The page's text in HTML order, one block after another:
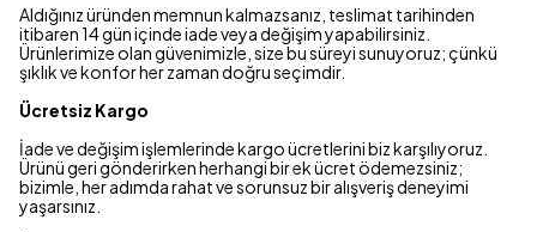
Aldığınız üründen memnun kalmazsanız, teslimat tarihinden
itibaren 14 gün içinde iade veya değişim yapabilirsiniz.
Ürünlerimize olan güvenimizle, size bu süreyi sunuyoruz; çünkü
şıklık ve konfor her zaman doğru seçimdir.
Ücretsiz Kargo
İade ve değişim işlemlerinde kargo ücretlerini biz karşılıyoruz.
Ürünü geri gönderirken herhangi bir ek ücret ödemezsiniz;
bizimle, her adımda rahat ve sorunsuz bir alışveriş deneyimi
yaşarsınız.